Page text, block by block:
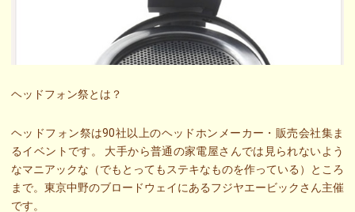
ヘッドフォン祭とは？
ヘッドフォン祭は90社以上のヘッドホンメーカー・販売会社集ま
るイベントです。 大手から普通の家電屋さんでは見られないよう
なマニアックな（でもとってもステキなものを作っている）ところ
まで。東京中野のブロードウェイにあるフジヤエービックさん主催
です。